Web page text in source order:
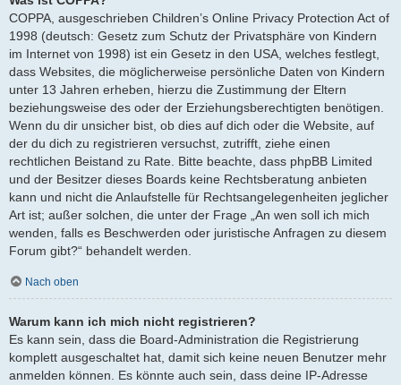
COPPA, ausgeschrieben Children’s Online Privacy Protection Act of
1998 (deutsch: Gesetz zum Schutz der Privatsphäre von Kindern
im Internet von 1998) ist ein Gesetz in den USA, welches festlegt,
dass Websites, die möglicherweise persönliche Daten von Kindern
unter 13 Jahren erheben, hierzu die Zustimmung der Eltern
beziehungsweise des oder der Erziehungsberechtigten benötigen.
Wenn du dir unsicher bist, ob dies auf dich oder die Website, auf
der du dich zu registrieren versuchst, zutrifft, ziehe einen
rechtlichen Beistand zu Rate. Bitte beachte, dass phpBB Limited
und der Besitzer dieses Boards keine Rechtsberatung anbieten
kann und nicht die Anlaufstelle für Rechtsangelegenheiten jeglicher
Art ist; außer solchen, die unter der Frage „An wen soll ich mich
wenden, falls es Beschwerden oder juristische Anfragen zu diesem
Forum gibt?“ behandelt werden.
Nach oben
Warum kann ich mich nicht registrieren?
Es kann sein, dass die Board-Administration die Registrierung
komplett ausgeschaltet hat, damit sich keine neuen Benutzer mehr
anmelden können. Es könnte auch sein, dass deine IP-Adresse